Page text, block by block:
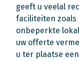
geeft u veelal
faciliteiten zoals
onbeperkte
uw offerte
u ter plaatse